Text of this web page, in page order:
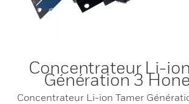
Concentrateur Li-
Génération 3
Concentrateur Li-ion Tamer